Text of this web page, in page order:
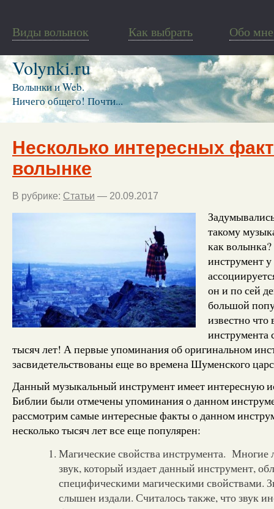
Виды волынок Как выбрать Обо мне
Volynki.ru
Волынки и Web.
Ничего общего! Почти...
Несколько интересных
волынке
В рубрике: Статьи — 20.09.2017
такому
как
инструмент
он и по сей
большой
известно что
инструмента
тысяч лет! А первые упоминания об оригинальном
засвидетельствованы еще во времена Шуменского
Данный музыкальный инструмент имеет интересную
Библии были отмечены упоминания о данном
рассмотрим самые интересные факты о данном
несколько тысяч лет все еще популярен:
Магические свойства инструмента. Многие
звук, который издает данный инструмент,
специфическими магическими свойствами.
слышен издали. Считалось также, что звук